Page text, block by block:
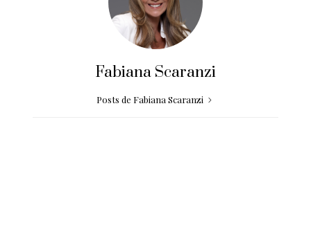
Fabiana Scaranzi
Posts de Fabiana Scaranzi